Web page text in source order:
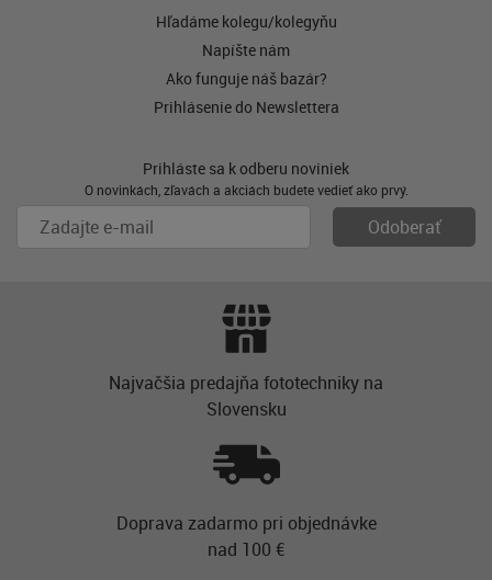
Hľadáme kolegu/kolegyňu
Napíšte nám
Ako funguje náš bazár?
Prihlásenie do Newslettera
Prihláste sa k odberu noviniek
O novinkách, zľavách a akciách budete vedieť ako prvý.
Najvačšia predajňa fototechniky na
Slovensku
Doprava zadarmo pri objednávke
nad 100 €